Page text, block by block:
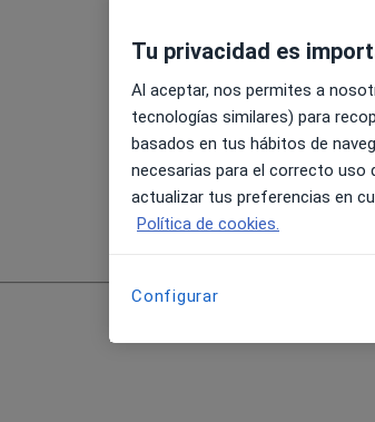
Tu privacidad es
Al aceptar, nos permites a
tecnologías similares) para
basados en tus hábitos de
necesarias para el correcto uso
actualizar tus preferencias en
Política de cookies.
Configurar